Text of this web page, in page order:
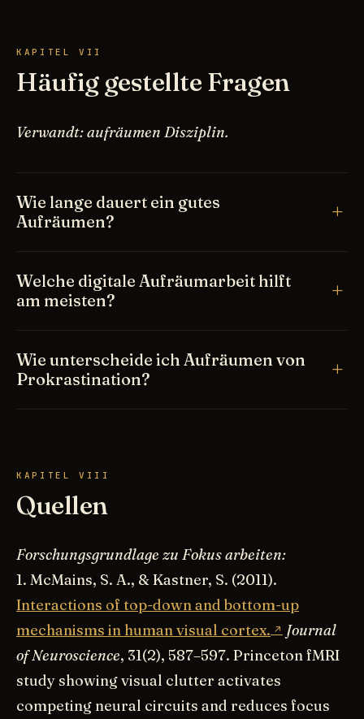
KAPITEL VII
Häufig gestellte Fragen
Verwandt: aufräumen Disziplin.
Wie lange dauert ein gutes
Aufräumen?
Welche digitale Aufräumarbeit hilft
am meisten?
Wie unterscheide ich Aufräumen von
Prokrastination?
KAPITEL VIII
Quellen
Forschungsgrundlage zu Fokus arbeiten:
1. McMains, S. A., & Kastner, S. (2011).
Interactions of top-down and bottom-up
mechanisms in human visual cortex.
Journal
of Neuroscience, 31(2), 587–597. Princeton fMRI
study showing visual clutter activates
competing neural circuits and reduces focus